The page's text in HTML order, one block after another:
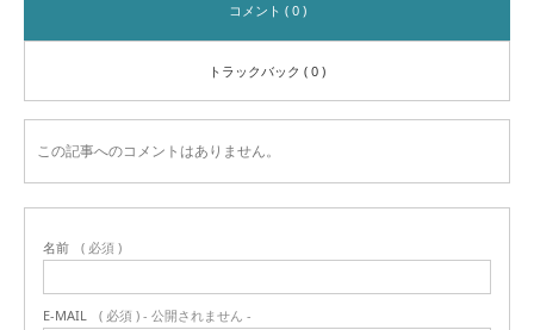
コメント ( 0 )
トラックバック ( 0 )
この記事へのコメントはありません。
名前 ( 必須 )
E-MAIL ( 必須 ) - 公開されません -